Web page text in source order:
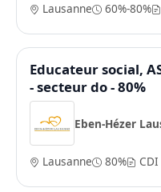
Lausanne 60%-80%
Educateur social,
- secteur do - 80%
Eben-Hézer
Lausanne 80% CDI